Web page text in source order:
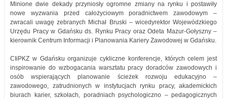
Minione dwie dekady przyniosły ogromne zmiany na rynku i postawiły
nowe wyzwania przed całożyciowym poradnictwem zawodowym –
zwracali uwagę zebranych Michał Bruski – wicedyrektor Wojewódzkiego
Urzędu Pracy w Gdańsku ds. Rynku Pracy oraz Odeta Mazur-Gołyszny –
kierownik Centrum Informacji i Planowania Kariery Zawodowej w Gdańsku.
CIiPKZ w Gdańsku organizuje cykliczne konferencje, których celem jest
inspirowanie do wzbogacania warsztatu pracy doradców zawodowych i
osób wspierających planowanie ścieżek rozwoju edukacyjno –
zawodowego, zatrudnionych w instytucjach rynku pracy, akademickich
biurach karier, szkołach, poradniach psychologiczno – pedagogicznych